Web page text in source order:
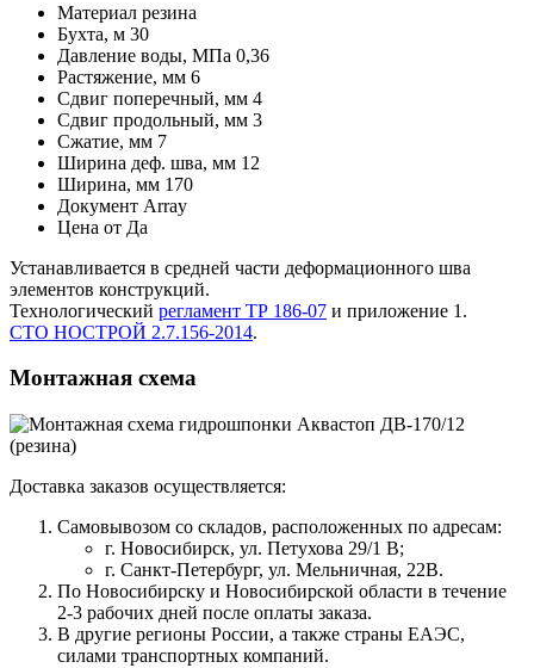
Материал резина
Бухта, м 30
Давление воды, МПа 0,36
Растяжение, мм 6
Сдвиг поперечный, мм 4
Сдвиг продольный, мм 3
Сжатие, мм 7
Ширина деф. шва, мм 12
Ширина, мм 170
Документ Array
Цена от Да
Устанавливается в средней части деформационного шва
элементов конструкций.
Технологический регламент ТР 186-07 и приложение 1.
СТО НОСТРОЙ 2.7.156-2014.
Монтажная схема
Доставка заказов осуществляется:
Самовывозом со складов, расположенных по адресам:
г. Новосибирск, ул. Петухова 29/1 В;
г. Санкт-Петербург, ул. Мельничная, 22В.
По Новосибирску и Новосибирской области в течение
2-3 рабочих дней после оплаты заказа.
В другие регионы России, а также страны ЕАЭС,
силами транспортных компаний.